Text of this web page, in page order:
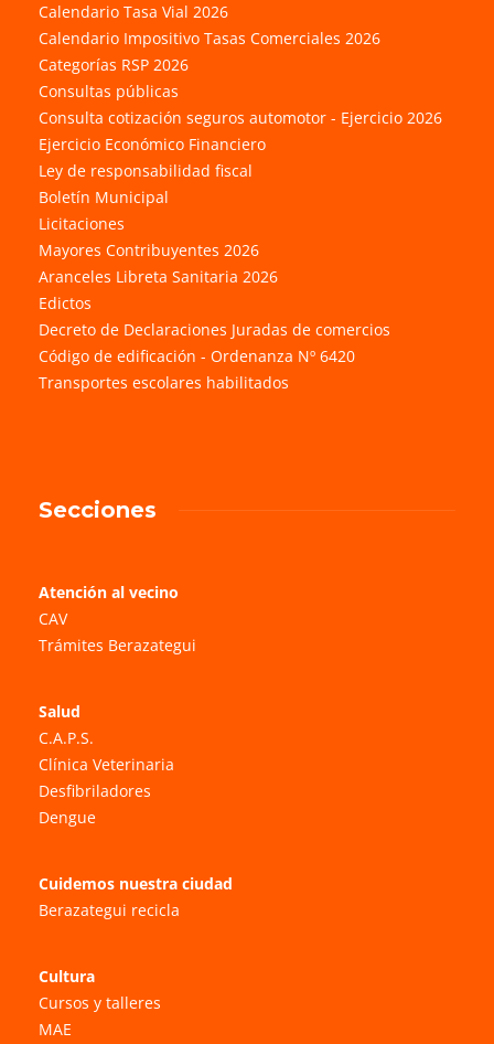
Calendario Tasa Vial 2026
Calendario Impositivo Tasas Comerciales 2026
Categorías RSP 2026
Consultas públicas
Consulta cotización seguros automotor - Ejercicio 2026
Ejercicio Económico Financiero
Ley de responsabilidad fiscal
Boletín Municipal
Licitaciones
Mayores Contribuyentes 2026
Aranceles Libreta Sanitaria 2026
Edictos
Decreto de Declaraciones Juradas de comercios
Código de edificación - Ordenanza Nº 6420
Transportes escolares habilitados
Secciones
Atención al vecino
CAV
Trámites Berazategui
Salud
C.A.P.S.
Clínica Veterinaria
Desfibriladores
Dengue
Cuidemos nuestra ciudad
Berazategui recicla
Cultura
Cursos y talleres
MAE